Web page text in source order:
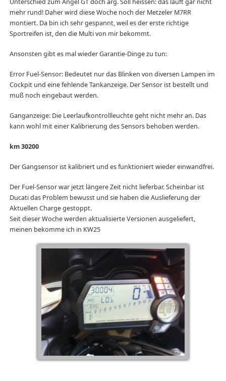
Unterschied zum Angel GT doch arg. Soll heissen: das läuft gar nicht
mehr rund! Daher wird diese Woche noch der Metzeler M7RR
montiert. Da bin ich sehr gespannt, weil es der erste richtige
Sportreifen ist, den die Multi von mir bekommt.
Ansonsten gibt es mal wieder Garantie-Dinge zu tun:
Error Fuel-Sensor: Bedeutet nur das Blinken von diversen Lampen im
Cockpit und eine fehlende Tankanzeige. Der Sensor ist bestellt und
muß noch eingebaut werden.
Ganganzeige: Die Leerlaufkontrollleuchte geht nicht mehr an. Das
kann wohl mit einer Kalibrierung des Sensors behoben werden.
km 30200
Der Gangsensor ist kalibriert und es funktioniert wieder einwandfrei.
Der Fuel-Sensor war jetzt längere Zeit nicht lieferbar. Scheinbar ist
Ducati das Problem bewusst und sie haben die Auslieferung der
Aktuellen Charge gestoppt.
Seit dieser Woche werden aktualisierte Versionen ausgeliefert,
meinen bekomme ich in KW25